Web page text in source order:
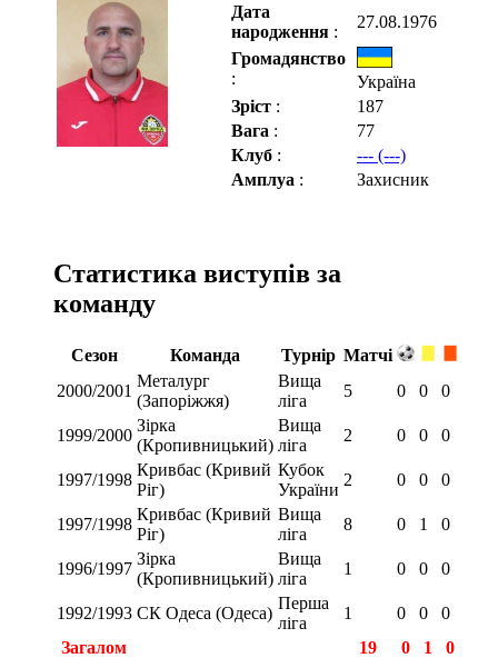
Дата
народження :
27.08.1976
Громадянство
:
Україна
Зріст :
187
Вага :
77
Клуб :
--- (---)
Амплуа : Захисник
Статистика виступів за
команду
Сезон Команда Турнір Матчі
2000/2001
Металург
(Запоріжжя)
Вища
ліга
5 0 0 0
1999/2000
Зірка
(Кропивницький)
Вища
ліга
2 0 0 0
1997/1998
Кривбас (Кривий
Ріг)
Кубок
України
2 0 0 0
1997/1998
Кривбас (Кривий
Ріг)
Вища
ліга
8 0 1 0
1996/1997
Зірка
(Кропивницький)
Вища
ліга
1 0 0 0
1992/1993 СК Одеса (Одеса)
Перша
ліга
1 0 0
0
Загалом
19 0 1 0